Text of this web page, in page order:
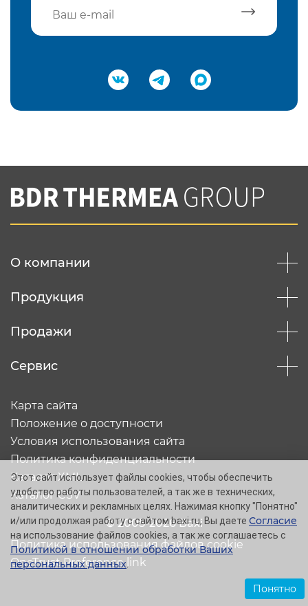
Подтвердить e-mail
Вы соглашаетесь с нашей политикой
конфеденциальности
О компании
Продукция
Продажи
Сервис
© 2005-2026 Baxi
Карта сайта
Положение о доступности
Условия использования сайта
Политика конфиденциальности
Каталог XML
Каталог CSV
Политика использования файлов cookie
OneTrust Preference link
Этот сайт использует файлы cookies, чтобы обеспечить
удобство работы пользователей, а так же в технических,
аналитических и рекламных целях. Нажимая кнопку "Понятно"
и/или продолжая работу с сайтом baxi.ru, Вы даете Согласие
на использование файлов cookies, а так же соглашаетесь с
Политикой в отношении обработки Ваших
персональных данных.
Понятно